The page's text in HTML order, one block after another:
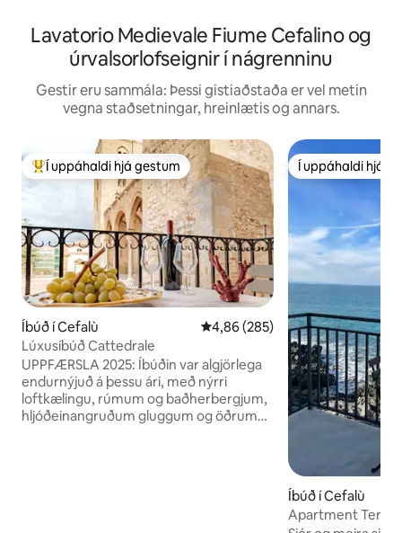
Lavatorio Medievale Fiume Cefalino og
úrvalsorlofseignir í nágrenninu
Gestir eru sammála: Þessi gistiaðstaða er vel metin
vegna staðsetningar, hreinlætis og annars.
Í mestu uppáhaldi hjá gestum
Í uppáhaldi hjá gestum
Íbúð í Cefalù 4,86 af 5 í meðaleinkunn, 285
4,86 (285)
Lúxusíbúð Cattedrale
UPPFÆRSLA 2025: Íbúðin var algjörlega
endurnýjuð á þessu ári, með nýrri
loftkælingu, rúmum og baðherbergjum,
hljóðeinangruðum gluggum og öðrum
Í uppáhaldi hjá
Í uppáhaldi hjá
Íbúð í Cefalù
Apartment